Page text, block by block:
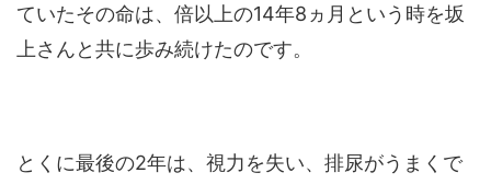
ていたその命は、倍以上の14年8ヵ月という時を坂
上さんと共に歩み続けたのです。
とくに最後の2年は、視力を失い、排尿がうまくで